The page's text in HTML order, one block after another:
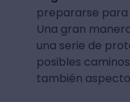
prepararse para
Una gran
una serie de
posibles
también